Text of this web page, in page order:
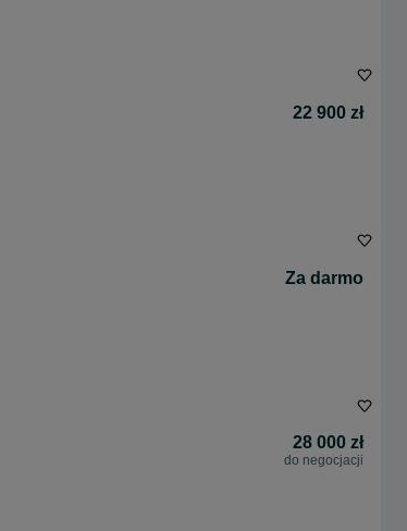
22 900 zł
Za darmo
28 000 zł
do negocjacji